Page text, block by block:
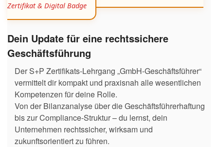
Zertifikat & Digital Badge
Dein Update für eine rechtssichere
Geschäftsführung
Der S+P Zertifikats-Lehrgang „GmbH-Geschäftsführer“
vermittelt dir kompakt und praxisnah alle wesentlichen
Kompetenzen für deine Rolle.
Von der Bilanzanalyse über die Geschäftsführerhaftung
bis zur Compliance-Struktur – du lernst, dein
Unternehmen rechtssicher, wirksam und
zukunftsorientiert zu führen.